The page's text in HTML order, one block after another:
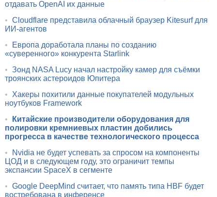
отдавать OpenAI их данные
• Cloudflare представила облачный браузер Kitesurf для
ИИ-агентов
•
Европа доработала планы по созданию
«суверенного» конкурента Starlink
• Зонд NASA Lucy начал настройку камер для съёмки
троянских астероидов Юпитера
•
Хакеры похитили данные покупателей модульных
ноутбуков Framework
•
Китайские производители оборудования для
полировки кремниевых пластин добились
прогресса в качестве технологического процесса
•
Nvidia не будет успевать за спросом на компоненты
ЦОД и в следующем году, это ограничит темпы
экспансии SpaceX в сегменте
• Google DeepMind считает, что память типа HBF будет
востребована в инференсе